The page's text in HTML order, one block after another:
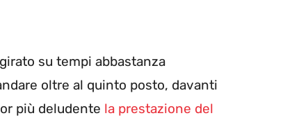
su tempi abbastanza
oltre al quinto posto, davanti
più deludente la prestazione del